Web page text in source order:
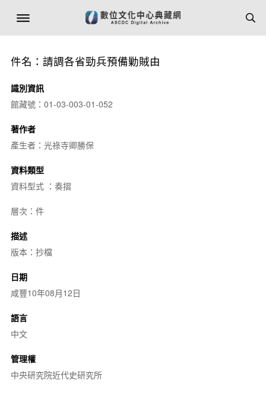
件名：請調各省勁兵預備勦賊由
識別資訊
館藏號：01-03-003-01-052
著作者
產生者：光祿寺卿勝保
資料類型
資料型式 ：奏摺
層次：件
描述
版本：抄檔
日期
咸豐10年08月12日
語言
中文
管理權
中央研究院近代史研究所